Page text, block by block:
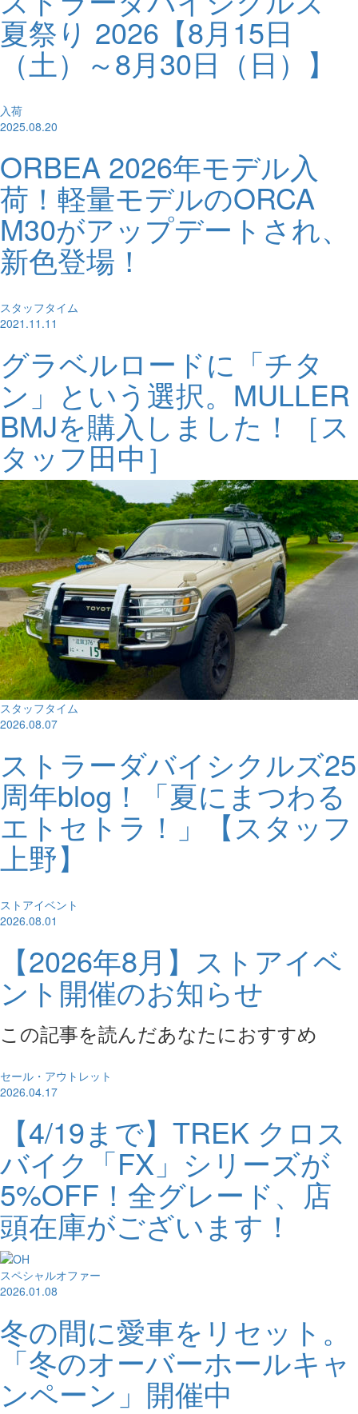
夏祭り 2026【8月15日
（土）～8月30日（日）】
入荷
2025.08.20
ORBEA 2026年モデル入
荷！軽量モデルのORCA
M30がアップデートされ、
新色登場！
スタッフタイム
2021.11.11
グラベルロードに「チタ
ン」という選択。MULLER
BMJを購入しました！［ス
タッフ田中］
スタッフタイム
2026.08.07
ストラーダバイシクルズ25
周年blog！「夏にまつわる
エトセトラ！」【スタッフ
上野】
ストアイベント
2026.08.01
【2026年8月】ストアイベ
ント開催のお知らせ
この記事を読んだあなたにおすすめ
セール・アウトレット
2026.04.17
【4/19まで】TREK クロス
バイク「FX」シリーズが
5%OFF！全グレード、店
頭在庫がございます！
スペシャルオファー
2026.01.08
冬の間に愛車をリセット。
「冬のオーバーホールキャ
ンペーン」開催中